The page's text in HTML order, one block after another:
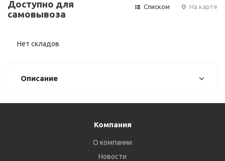
Доступно для
самовывоза
Списком На карте
Нет складов
Описание
Компания
О компании
Новости